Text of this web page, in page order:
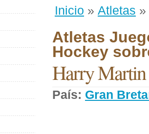
Inicio » Atletas »
Atletas
Hockey
Harry Martin
País: Gran